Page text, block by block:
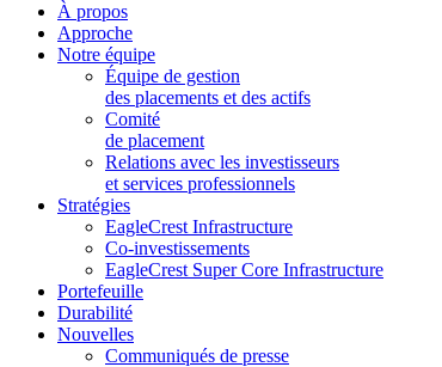
À propos
Approche
Notre équipe
Équipe de gestion
des placements et des actifs
Comité
de placement
Relations avec les investisseurs
et services professionnels
Stratégies
EagleCrest Infrastructure
Co-investissements
EagleCrest Super Core Infrastructure
Portefeuille
Durabilité
Nouvelles
Communiqués de presse